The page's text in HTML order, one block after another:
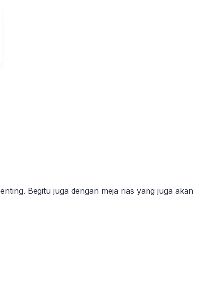
Begitu juga dengan meja rias yang juga akan